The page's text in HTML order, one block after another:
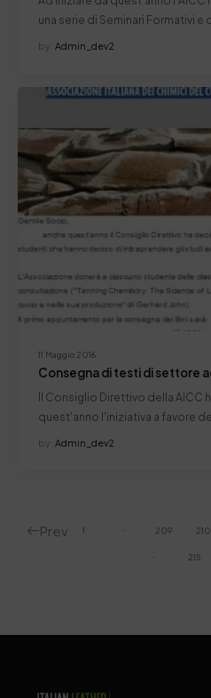
una serie di Seminari Formativi e
by Admin_dev2
11 Maggio 2016
Consegna di testi di settore
Il Consiglio Direttivo della AICC
quest'anno l'iniziativa a favore
by Admin_dev2
Prev 1 209 210
215